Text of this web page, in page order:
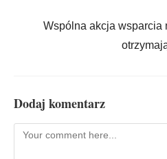
Wspólna akcja wsparcia
Dodaj komentarz